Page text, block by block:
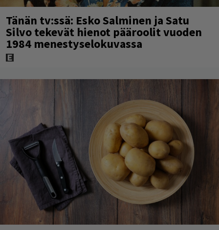
Tänän tv:ssä: Esko Salminen ja Satu
Silvo tekevät hienot pääroolit vuoden
1984 menestyselokuvassa